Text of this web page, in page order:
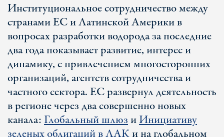
Институциональное сотрудничество между
странами ЕС и Латинской Америки в
вопросах разработки водорода за последние
два года показывает развитие, интерес и
динамику, с привлечением многосторонних
организаций, агентств сотрудничества и
частного сектора. ЕС развернул деятельность
в регионе через два совершенно новых
канала:Глобальный шлюзиИнициативу